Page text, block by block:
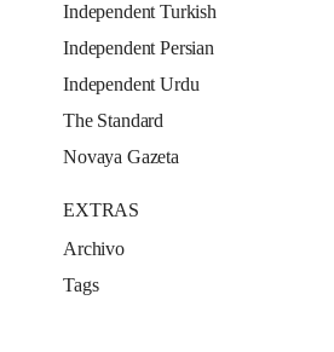
Independent Turkish
Independent Persian
Independent Urdu
The Standard
Novaya Gazeta
EXTRAS
Archivo
Tags